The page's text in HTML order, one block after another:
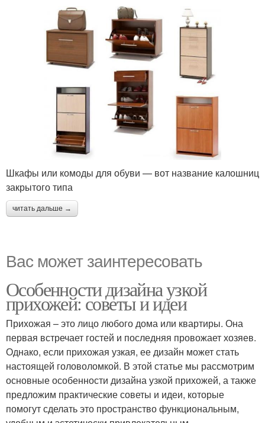
Шкафы или комоды для обуви — вот название калошниц
закрытого типа
читать дальше →
Вас может заинтересовать
Особенности дизайна узкой
прихожей: советы и идеи
Прихожая – это лицо любого дома или квартиры. Она
первая встречает гостей и последняя провожает хозяев.
Однако, если прихожая узкая, ее дизайн может стать
настоящей головоломкой. В этой статье мы рассмотрим
основные особенности дизайна узкой прихожей, а также
предложим практические советы и идеи, которые
помогут сделать это пространство функциональным,